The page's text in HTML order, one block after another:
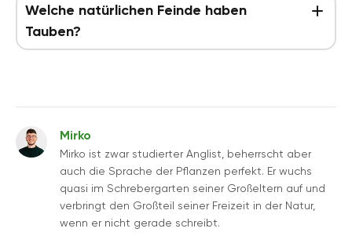
Welche natürlichen Feinde haben
Tauben?
Mirko
Mirko ist zwar studierter Anglist, beherrscht aber
auch die Sprache der Pflanzen perfekt. Er wuchs
quasi im Schrebergarten seiner Großeltern auf und
verbringt den Großteil seiner Freizeit in der Natur,
wenn er nicht gerade schreibt.